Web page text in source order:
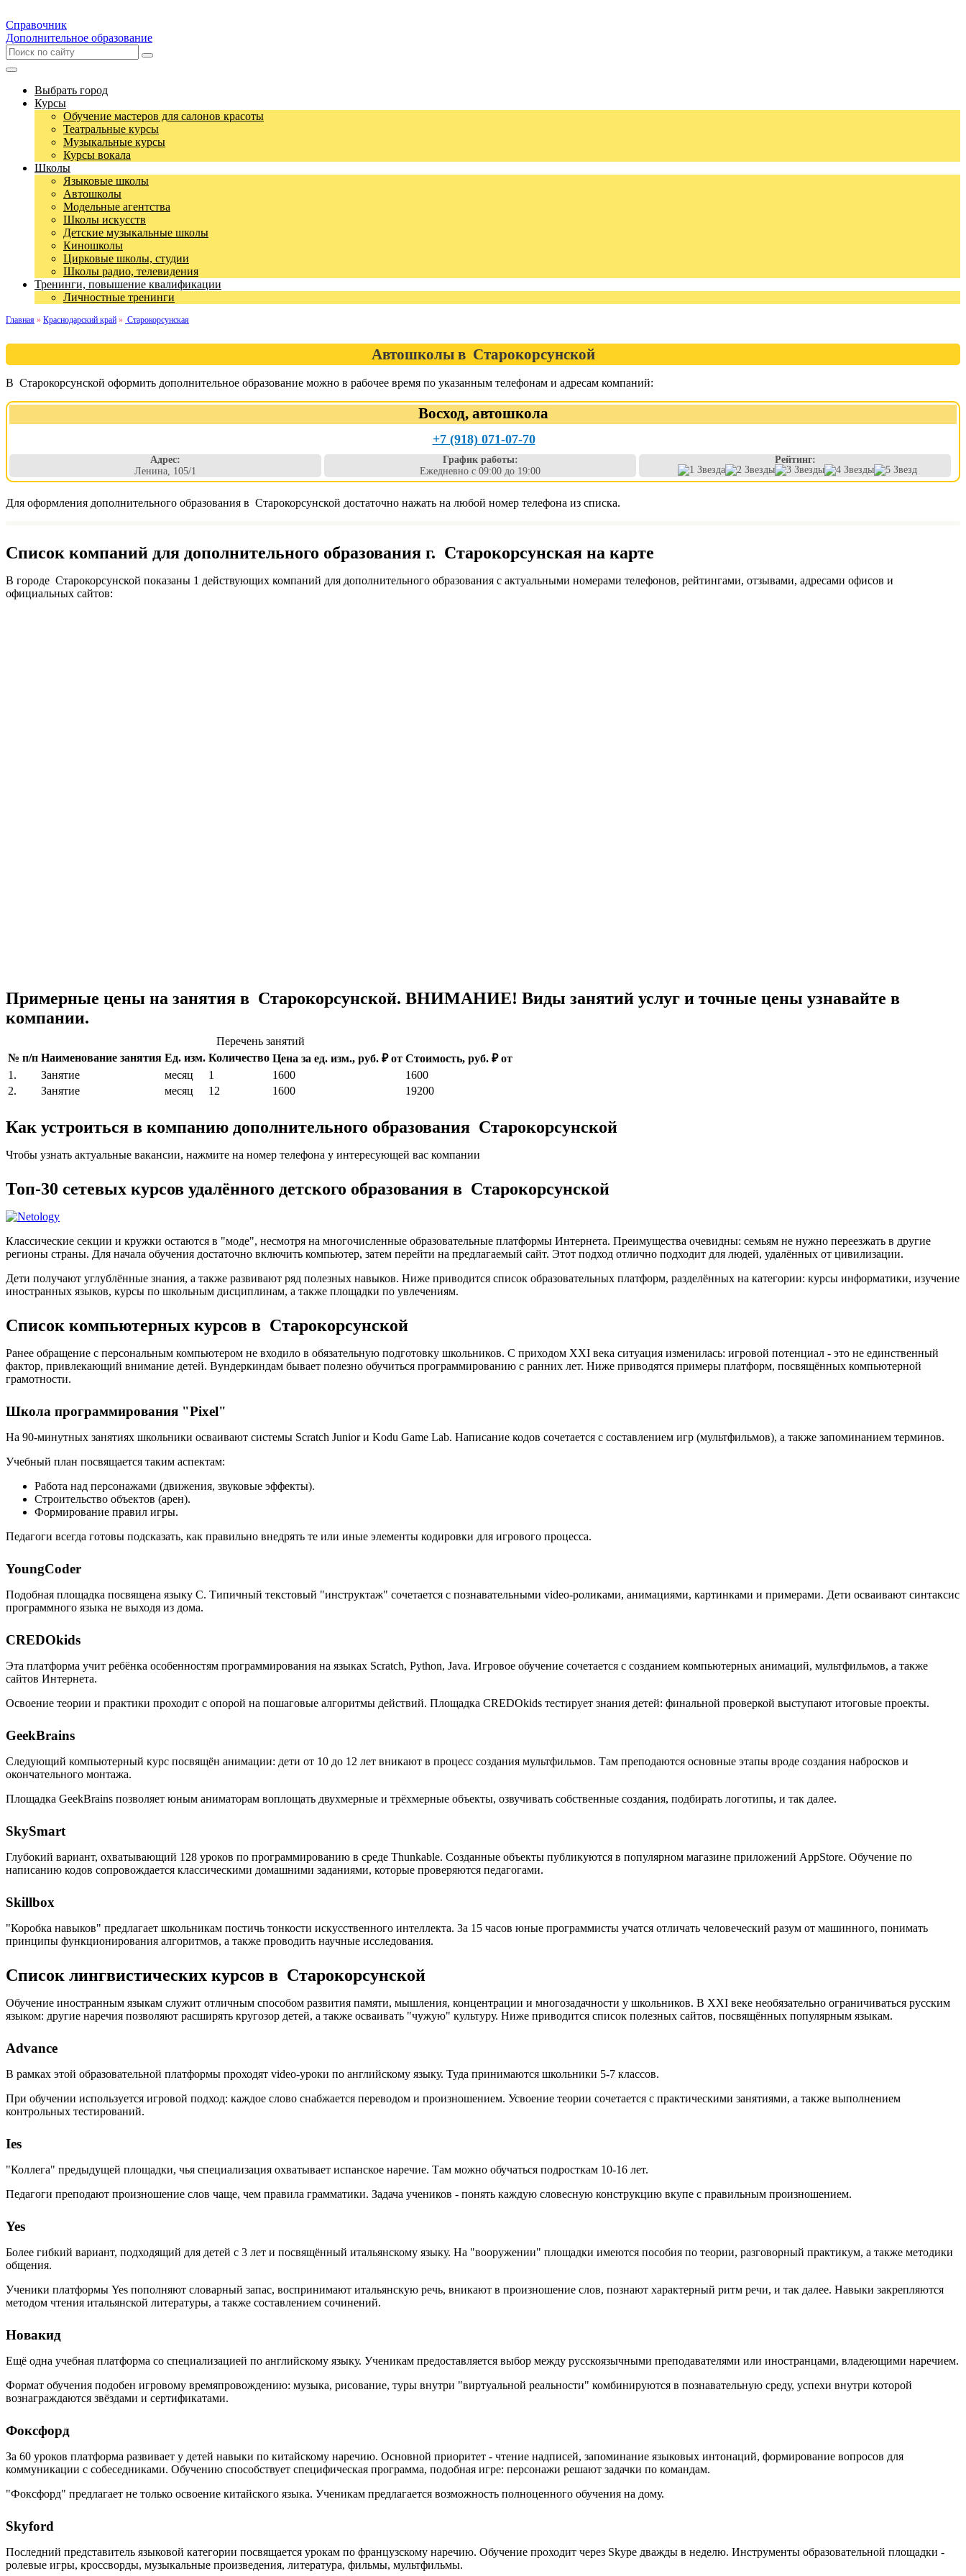
Справочник
Дополнительное образование
Выбрать город
Курсы
Обучение мастеров для салонов красоты
Театральные курсы
Музыкальные курсы
Курсы вокала
Школы
Языковые школы
Автошколы
Модельные агентства
Школы искусств
Детские музыкальные школы
Киношколы
Цирковые школы, студии
Школы радио, телевидения
Тренинги, повышение квалификации
Личностные тренинги
Главная » Краснодарский край » Старокорсунская
Автошколы в Старокорсунской
В Старокорсунской оформить дополнительное образование можно в рабочее время по указанным телефонам и адресам компаний:
Восход, автошкола
+7 (918) 071-07-70
Адрес:
Ленина, 105/1
График работы:
Ежедневно с 09:00 до 19:00
Рейтинг:
Для оформления дополнительного образования в Старокорсунской достаточно нажать на любой номер телефона из списка.
Список компаний для дополнительного образования г. Старокорсунская на карте
В городе Старокорсунской показаны 1 действующих компаний для дополнительного образования с актуальными номерами телефонов, рейтингами, отзывами, адресами офисов и
официальных сайтов:
Примерные цены на занятия в Старокорсунской. ВНИМАНИЕ! Виды занятий услуг и точные цены узнавайте в
компании.
Перечень занятий
№ п/п Наименование занятия Ед. изм. Количество Цена за ед. изм., руб. ₽ от Стоимость, руб. ₽ от
1.
Занятие месяц 1 1600
1600
2.
Занятие месяц 12 1600 19200
Как устроиться в компанию дополнительного образования Старокорсунской
Чтобы узнать актуальные вакансии, нажмите на номер телефона у интересующей вас компании
Топ-30 сетевых курсов удалённого детского образования в Старокорсунской
Классические секции и кружки остаются в "моде", несмотря на многочисленные образовательные платформы Интернета. Преимущества очевидны: семьям не нужно переезжать в другие
регионы страны. Для начала обучения достаточно включить компьютер, затем перейти на предлагаемый сайт. Этот подход отлично подходит для людей, удалённых от цивилизации.
Дети получают углублённые знания, а также развивают ряд полезных навыков. Ниже приводится список образовательных платформ, разделённых на категории: курсы информатики, изучение
иностранных языков, курсы по школьным дисциплинам, а также площадки по увлечениям.
Список компьютерных курсов в Старокорсунской
Ранее обращение с персональным компьютером не входило в обязательную подготовку школьников. С приходом XXI века ситуация изменилась: игровой потенциал - это не единственный
фактор, привлекающий внимание детей. Вундеркиндам бывает полезно обучиться программированию с ранних лет. Ниже приводятся примеры платформ, посвящённых компьютерной
грамотности.
Школа программирования "Pixel"
На 90-минутных занятиях школьники осваивают системы Scratch Junior и Kodu Game Lab. Написание кодов сочетается с составлением игр (мультфильмов), а также запоминанием терминов.
Учебный план посвящается таким аспектам:
Работа над персонажами (движения, звуковые эффекты).
Строительство объектов (арен).
Формирование правил игры.
Педагоги всегда готовы подсказать, как правильно внедрять те или иные элементы кодировки для игрового процесса.
YoungCoder
Подобная площадка посвящена языку C. Типичный текстовый "инструктаж" сочетается с познавательными video-роликами, анимациями, картинками и примерами. Дети осваивают синтаксис
программного языка не выходя из дома.
CREDOkids
Эта платформа учит ребёнка особенностям программирования на языках Scratch, Python, Java. Игровое обучение сочетается с созданием компьютерных анимаций, мультфильмов, а также
сайтов Интернета.
Освоение теории и практики проходит с опорой на пошаговые алгоритмы действий. Площадка CREDOkids тестирует знания детей: финальной проверкой выступают итоговые проекты.
GeekBrains
Следующий компьютерный курс посвящён анимации: дети от 10 до 12 лет вникают в процесс создания мультфильмов. Там преподаются основные этапы вроде создания набросков и
окончательного монтажа.
Площадка GeekBrains позволяет юным аниматорам воплощать двухмерные и трёхмерные объекты, озвучивать собственные создания, подбирать логотипы, и так далее.
SkySmart
Глубокий вариант, охватывающий 128 уроков по программированию в среде Thunkable. Созданные объекты публикуются в популярном магазине приложений AppStore. Обучение по
написанию кодов сопровождается классическими домашними заданиями, которые проверяются педагогами.
Skillbox
"Коробка навыков" предлагает школьникам постичь тонкости искусственного интеллекта. За 15 часов юные программисты учатся отличать человеческий разум от машинного, понимать
принципы функционирования алгоритмов, а также проводить научные исследования.
Список лингвистических курсов в Старокорсунской
Обучение иностранным языкам служит отличным способом развития памяти, мышления, концентрации и многозадачности у школьников. В XXI веке необязательно ограничиваться русским
языком: другие наречия позволяют расширять кругозор детей, а также осваивать "чужую" культуру. Ниже приводится список полезных сайтов, посвящённых популярным языкам.
Advance
В рамках этой образовательной платформы проходят video-уроки по английскому языку. Туда принимаются школьники 5-7 классов.
При обучении используется игровой подход: каждое слово снабжается переводом и произношением. Усвоение теории сочетается с практическими занятиями, а также выполнением
контрольных тестирований.
Ies
"Коллега" предыдущей площадки, чья специализация охватывает испанское наречие. Там можно обучаться подросткам 10-16 лет.
Педагоги преподают произношение слов чаще, чем правила грамматики. Задача учеников - понять каждую словесную конструкцию вкупе с правильным произношением.
Yes
Более гибкий вариант, подходящий для детей с 3 лет и посвящённый итальянскому языку. На "вооружении" площадки имеются пособия по теории, разговорный практикум, а также методики
общения.
Ученики платформы Yes пополняют словарный запас, воспринимают итальянскую речь, вникают в произношение слов, познают характерный ритм речи, и так далее. Навыки закрепляются
методом чтения итальянской литературы, а также составлением сочинений.
Новакид
Ещё одна учебная платформа со специализацией по английскому языку. Ученикам предоставляется выбор между русскоязычными преподавателями или иностранцами, владеющими наречием.
Формат обучения подобен игровому времяпровождению: музыка, рисование, туры внутри "виртуальной реальности" комбинируются в познавательную среду, успехи внутри которой
вознаграждаются звёздами и сертификатами.
Фоксфорд
За 60 уроков платформа развивает у детей навыки по китайскому наречию. Основной приоритет - чтение надписей, запоминание языковых интонаций, формирование вопросов для
коммуникации с собеседниками. Обучению способствует специфическая программа, подобная игре: персонажи решают задачки по командам.
"Фоксфорд" предлагает не только освоение китайского языка. Ученикам предлагается возможность полноценного обучения на дому.
Skyford
Последний представитель языковой категории посвящается урокам по французскому наречию. Обучение проходит через Skype дважды в неделю. Инструменты образовательной площадки -
ролевые игры, кроссворды, музыкальные произведения, литература, фильмы, мультфильмы.